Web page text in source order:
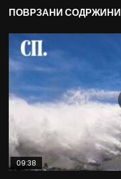
ПОВРЗАНИ СОДРЖИНИ
09:38